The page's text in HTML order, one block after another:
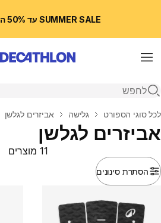
SUMMER SALE עד 50% הנחה 🛍️
Menu
פתיחת חיפוש
בית
לכל סוגי הספורט גלישה אביזרים לגלשן
אביזרים לגלשן
הסתרת סינונים
11 מוצרים